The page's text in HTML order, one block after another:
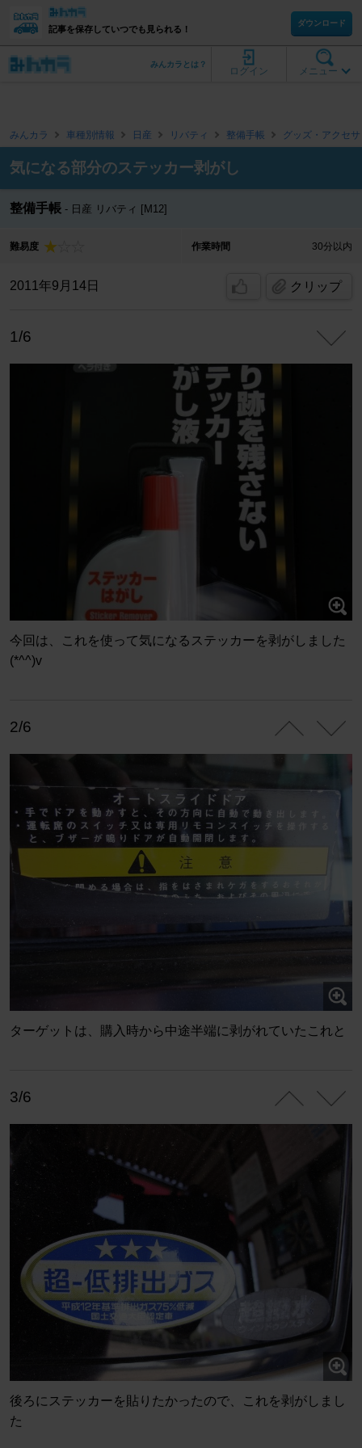
記事を保存していつでも見られる！
ダウンロード
メニュー
ログイン
みんカラとは？
みんカラ 車種別情報 日産 リバティ 整備手帳 グッズ・アクセ
気になる部分のステッカー剥がし
整備手帳 日産 リバティ [M12]
難易度 作業時間 30分以内
2011年9月14日 クリップ
1/6
今回は、これを使って気になるステッカーを剥がしました
(*^^)v
2/6
ターゲットは、購入時から中途半端に剥がれていたこれと
3/6
後ろにステッカーを貼りたかったので、これを剥がしまし
た